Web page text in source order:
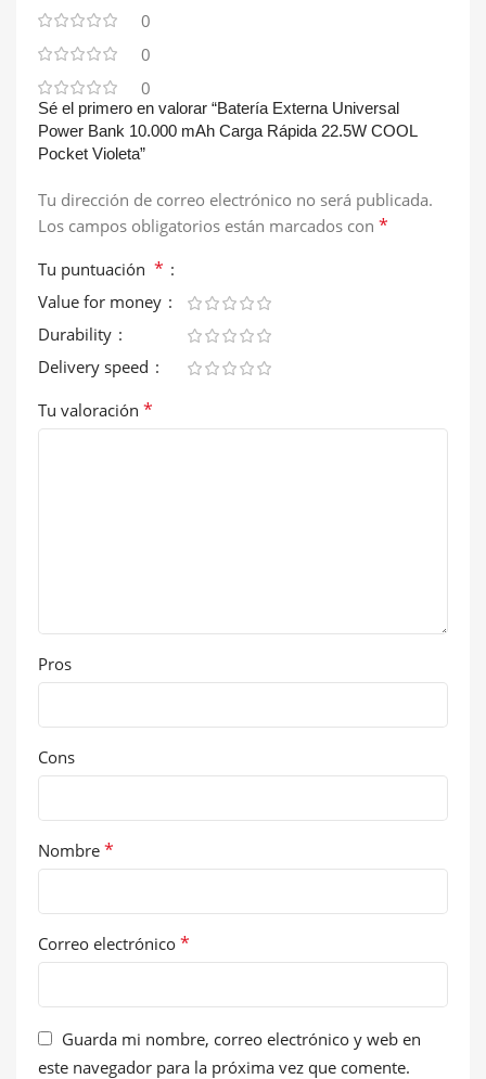
0
0
0
Sé el primero en valorar “Batería Externa Universal
Power Bank 10.000 mAh Carga Rápida 22.5W COOL
Pocket Violeta”
Tu dirección de correo electrónico no será publicada.
Los campos obligatorios están marcados con *
Tu puntuación *
Value for money
Durability
Delivery speed
Tu valoración *
Pros
Cons
Nombre *
Correo electrónico *
Guarda mi nombre, correo electrónico y web en
este navegador para la próxima vez que comente.